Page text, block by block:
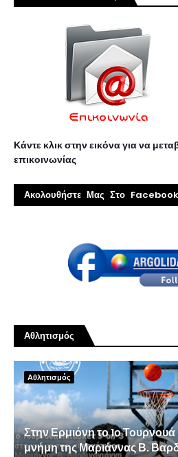
Κάντε κλικ στην εικόνα για να
επικοινωνίας
Ακολουθήστε Μας Στο
Αθλητισμός
Αθλητισμός
Στην Ερμιόνη το 1ο
μνήμη της Μαριάννας Β.